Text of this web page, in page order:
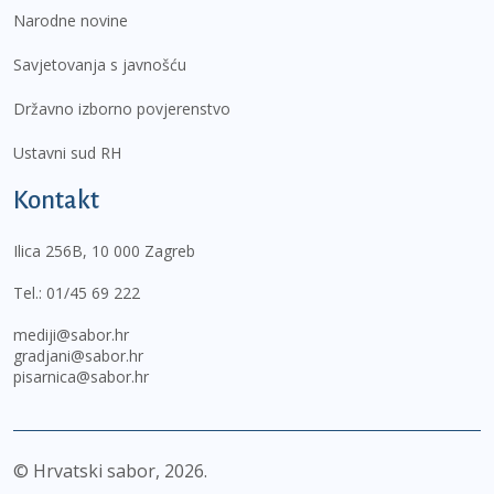
Narodne novine
Savjetovanja s javnošću
Državno izborno povjerenstvo
Ustavni sud RH
Kontakt
Ilica 256B, 10 000 Zagreb
Tel.: 01/45 69 222
mediji@sabor.hr
gradjani@sabor.hr
pisarnica@sabor.hr
© Hrvatski sabor, 2026